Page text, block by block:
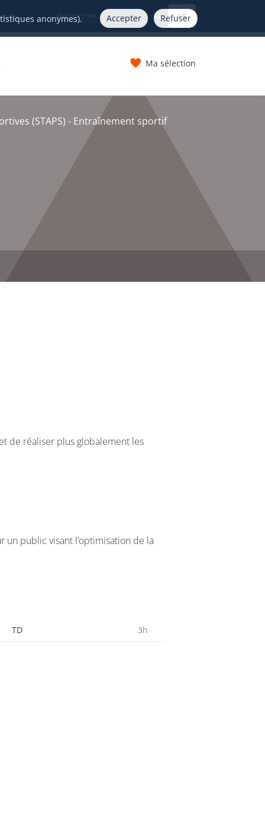
anonymes). Accepter Refuser
FR
Ma sélection
(STAPS) - Entraînement sportif
de réaliser plus globalement les
un public visant l’optimisation de la
TD 3h